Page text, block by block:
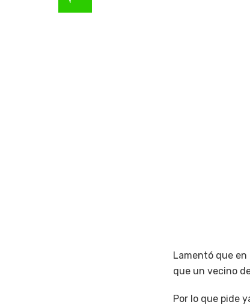
Lamentó que
que un vecino
Por lo que pide